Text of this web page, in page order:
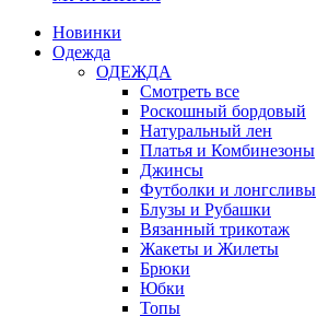
Новинки
Одежда
ОДЕЖДА
Смотреть все
Роскошный бордовый
Натуральный лен
Платья и Комбинезоны
Джинсы
Футболки и лонгсливы
Блузы и Рубашки
Вязанный трикотаж
Жакеты и Жилеты
Брюки
Юбки
Топы